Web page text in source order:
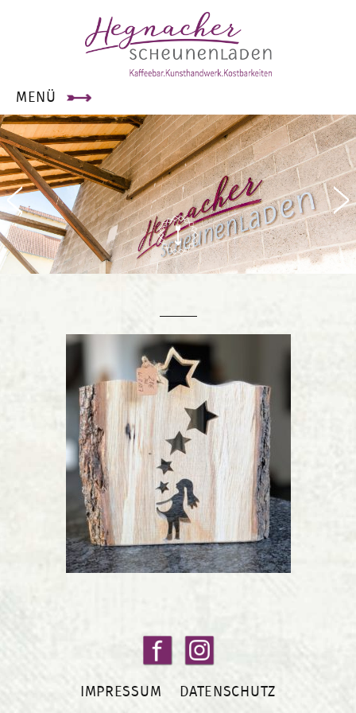
MENÜ
IMPRESSUM DATENSCHUTZ